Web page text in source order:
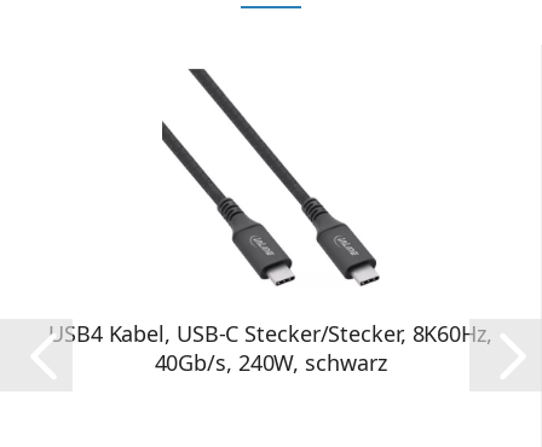
USB4 Kabel, USB-C Stecker/Stecker, 8K60Hz,
40Gb/s, 240W, schwarz